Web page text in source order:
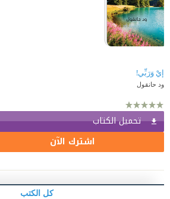
إيْ وَرَبِّي!
ود حانقول
تحميل الكتاب
اشترك الآن
كل الكتب